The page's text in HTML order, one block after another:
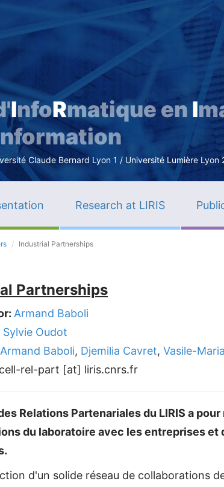
InfoRmatique en I
Claude Bernard Lyon 1 / Université Lumière Lyon
Research at LIRIS
Industrial Partnerships
Partnerships
Armand Baboli
Sylvie Oudot
Armand Baboli, Djemilia Cavret, Vasile-
cell-rel-part [at] liris.cnrs.fr
Relations Partenariales du LIRIS a
du laboratoire avec les entreprises
d'un solide réseau de collaborations